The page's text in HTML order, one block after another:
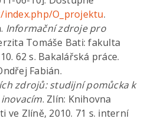
O_projektu.
Informační zdroje pro
Tomáše Bati: fakulta
62 s. Bakalářská práce.
Fabián.
zdrojů: studijní pomůcka k
. Zlín: Knihovna
ve Zlíně, 2010. 71 s. interní